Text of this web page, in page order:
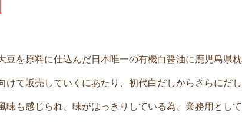
豆を原料に仕込んだ日本唯一の有機白醤油に鹿児島県
けて販売していくにあたり、初代白だしからさらにだ
味も感じられ、味がはっきりしている為、業務用とし